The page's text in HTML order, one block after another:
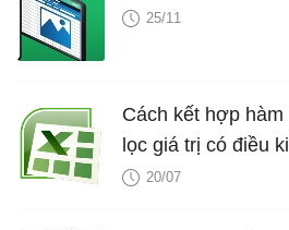
25/11
Cách kết hợp
lọc giá trị có điều
20/07